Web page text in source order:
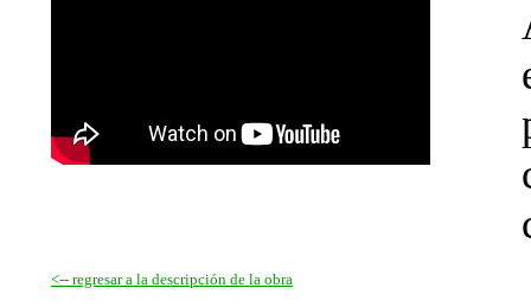
<-- regresar a la descripción de la obra